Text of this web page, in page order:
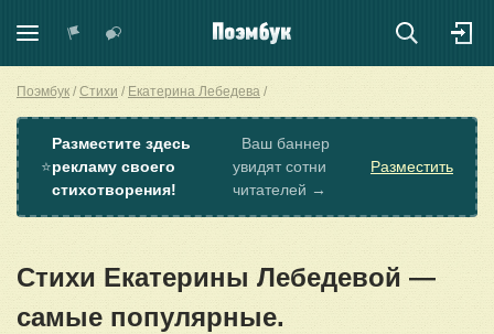
Поэмбук Стихи Екатерина Лебедева
⭐
Разместите здесь
рекламу своего
стихотворения!
Ваш баннер
увидят сотни
читателей →
Разместить
Стихи Екатерины Лебедевой —
самые популярные.